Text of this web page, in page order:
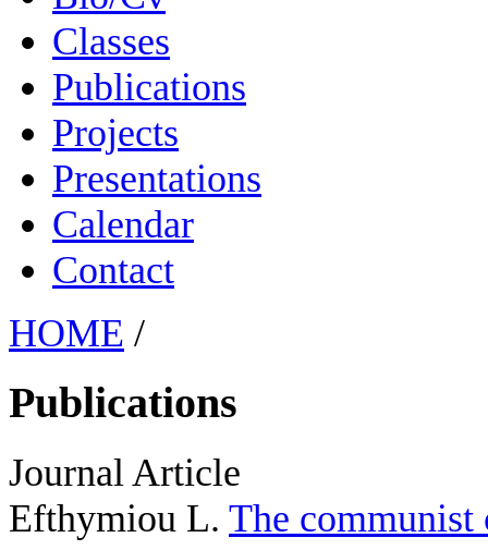
Classes
Publications
Projects
Presentations
Calendar
Contact
HOME /
Publications
Journal Article
Efthymiou L. The communist